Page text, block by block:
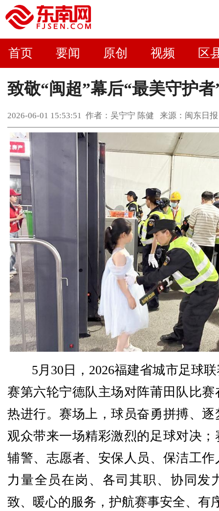
首页 要闻 原创 视频 区
致敬“闽超”幕后“最美守护者
2026-06-01 15:53:51 作者：吴宁宁 陈健 来源：闽东日
5月30日，2026福建省城市足球
赛第六轮宁德队主场对阵莆田队比
热进行。赛场上，球员奋勇拼搏、
观众带来一场精彩激烈的足球对决
辅警、志愿者、安保人员、保洁工
力量全员在岗、各司其职、协同发
致、暖心的服务，护航赛事安全、有